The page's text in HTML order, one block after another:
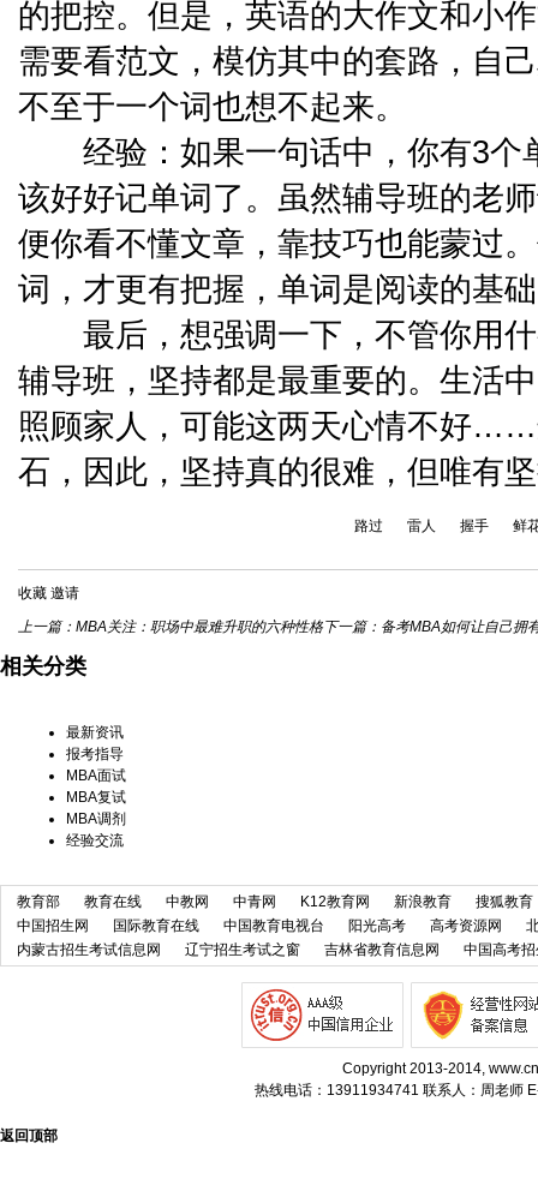
的把控。但是，英语的大作文和小
需要看范文，模仿其中的套路，自
不至于一个词也想不起来。
经验：如果一句话中，你有3个
该好好记单词了。虽然辅导班的老
便你看不懂文章，靠技巧也能蒙过
词，才更有把握，单词是阅读的基
最后，想强调一下，不管你用什
辅导班，坚持都是最重要的。生活
照顾家人，可能这两天心情不好
石，因此，坚持真的很难，但唯有
路过 雷人 握手 鲜
收藏 邀请
上一篇： MBA关注：职场中最难升职的六种性格下一篇： 备考MBA如何让自己拥
相关分类
最新资讯
报考指导
MBA面试
MBA复试
MBA调剂
经验交流
教育部 教育在线 中教网 中青网 K12教育网 新浪教育
搜狐教育
中国招生网
国际教育在线 中国教育电视台 阳光高考 高考资源网
内蒙古招生考试信息网
辽宁招生考试之窗 吉林省教育信息网 中国高考
Copyright 2013-2014,
热线电话：13911934741 联系人：周老师
返回顶部